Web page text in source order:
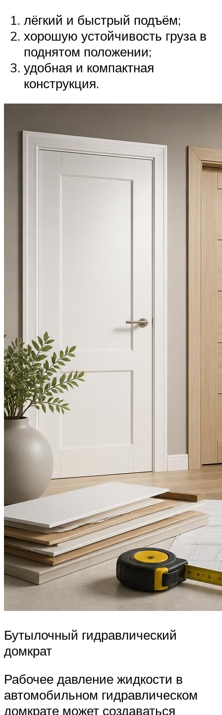
лёгкий и быстрый подъём;
хорошую устойчивость груза в
поднятом положении;
удобная и компактная
конструкция.
Бутылочный гидравлический
домкрат
Рабочее давление жидкости в
автомобильном гидравлическом
домкрате может создаваться